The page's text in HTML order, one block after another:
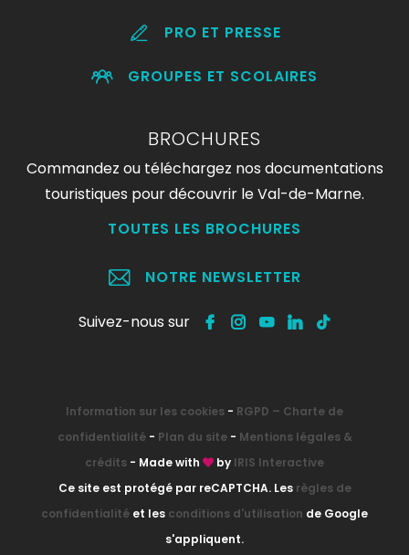
PRO ET PRESSE
GROUPES ET SCOLAIRES
BROCHURES
Commandez ou téléchargez nos documentations
touristiques pour découvrir le Val-de-Marne.
TOUTES LES BROCHURES
NOTRE NEWSLETTER
Suivez-nous sur
Information sur les cookies - RGPD – Charte de
confidentialité- Plan du site- Mentions légales &
crédits - Made with by IRIS Interactive
Ce site est protégé par reCAPTCHA. Les règles de
confidentialité et les conditions d'utilisation de Google
s'appliquent.